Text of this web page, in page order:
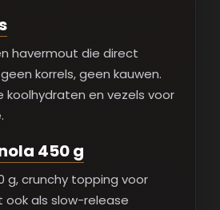
havermout die direct
korrels, geen kauwen.
koolhydraten en vezels voor
450 g
g, crunchy topping voor
ook als slow-release